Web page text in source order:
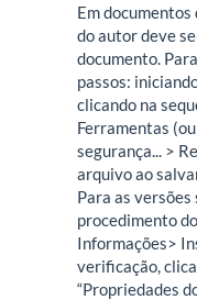
Em
do autor deve
documento.
passos:
clicando na
Ferramentas
segurança... >
arquivo ao
Para as
procedimento
Informações>
verificação,
“Propriedades